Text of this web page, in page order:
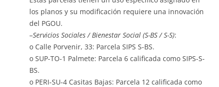
los planos y su modificación requiere una innovación
del PGOU.
–Servicios Sociales / Bienestar Social (S-BS / S-S):
o Calle Porvenir, 33: Parcela SIPS S-BS.
o SUP-TO-1 Palmete: Parcela 6 calificada como SIPS-S-
BS.
o PERI-SU-4 Casitas Bajas: Parcela 12 calificada como